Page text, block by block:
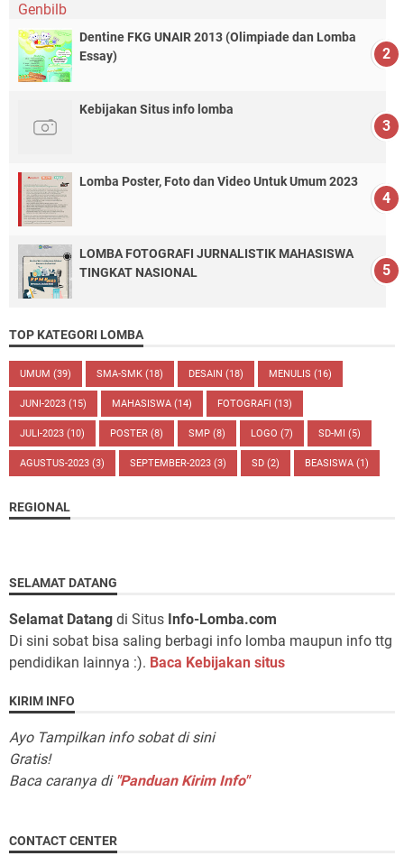
Dentine FKG UNAIR 2013 (Olimpiade dan Lomba
Essay)
Kebijakan Situs info lomba
Lomba Poster, Foto dan Video Untuk Umum 2023
LOMBA FOTOGRAFI JURNALISTIK MAHASISWA
TINGKAT NASIONAL
TOP KATEGORI LOMBA
UMUM (39) SMA-SMK (18) DESAIN (18) MENULIS (16)
JUNI-2023 (15) MAHASISWA (14) FOTOGRAFI (13)
JULI-2023 (10) POSTER (8) SMP (8) LOGO (7) SD-MI (5)
AGUSTUS-2023 (3) SEPTEMBER-2023 (3) SD (2) BEASISWA (1)
REGIONAL
SELAMAT DATANG
Selamat Datang di Situs Info-Lomba.com
Di sini sobat bisa saling berbagi info lomba maupun info ttg
pendidikan lainnya :). Baca Kebijakan situs
KIRIM INFO
Ayo Tampilkan info sobat di sini
Gratis!
Baca caranya di "Panduan Kirim Info"
CONTACT CENTER